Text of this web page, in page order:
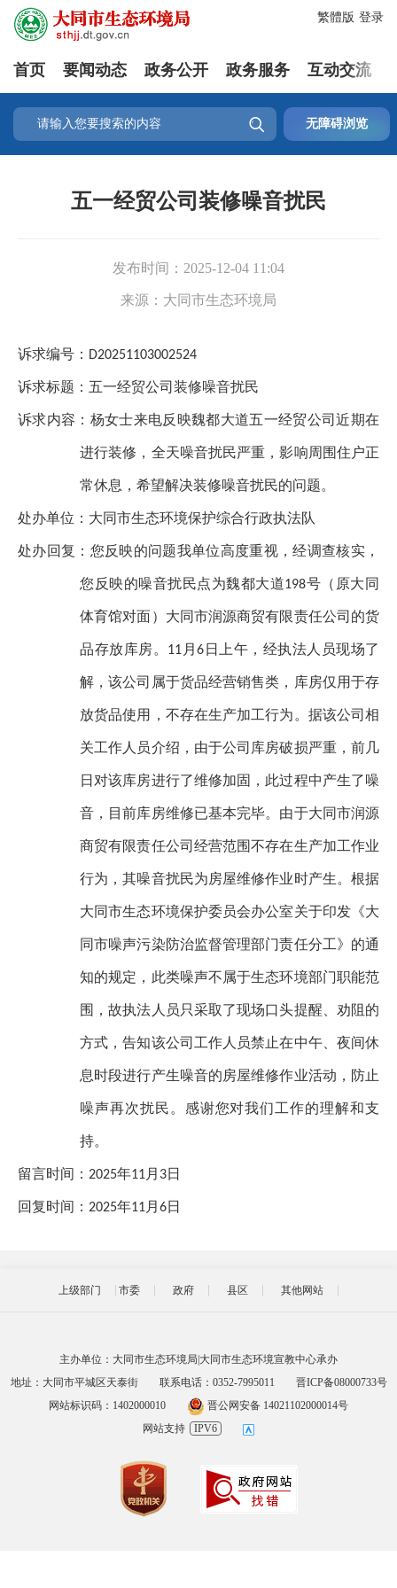
登录
繁體版
首页 要闻动态 政务公开 政务服务 互动交流
 无障碍浏览
五一经贸公司装修噪音扰民
发布时间： 2025-12-04 11:04
来源： 大同市生态环境局
诉求编号： D20251103002524
诉求标题：五一经贸公司装修噪音扰民
诉求内容 ：杨女士来电反映魏都大道五一经贸公司近期在
进行装修，全天噪音扰民严重，影响周围住户正
常休息，希望解决装修噪音扰民的问题。
处办单位： 大同市生态环境保护综合行政执法队
处办回复 ：您反映的问题我单位高度重视，经调查核实，
您反映的噪音扰民点为魏都大道198号（原大同
体育馆对面）大同市润源商贸有限责任公司的货
品存放库房。 11 月 6 日上午，经执法人员现场了
解，该公司属于货品经营销售类，库房仅用于存
放货品使用，不存在生产加工行为。据该公司相
关工作人员介绍，由于公司库房破损严重，前几
日对该库房进行了维修加固，此过程中产生了噪
音，目前库房维修已基本完毕。由于大同市润源
商贸有限责任公司经营范围不存在生产加工作业
行为，其噪音扰民为房屋维修作业时产生。根据
大同市生态环境保护委员会办公室关于印发《大
同市噪声污染防治监督管理部门责任分工》的通
知的规定，此类噪声不属于生态环境部门职能范
围，故执法人员只采取了现场口头提醒、劝阻的
方式，告知该公司工作人员禁止在中午、夜间休
息时段进行产生噪音的房屋维修作业活动，防止
噪声再次扰民。感谢您对我们工作的理解和支
持。
留言时间： 2025年11月 3日
回复时间： 2025年11月 6日
上级部门 市委 政府 县区 其他网站
主办单位：大同市生态环境局|大同市生态环境宣教中心承办
地址：大同市平城区天泰街
联系电话：0352-7995011
晋ICP备08000733号
网站标识码：1402000010
晋公网安备 14021102000014号
网站支持
IPV6